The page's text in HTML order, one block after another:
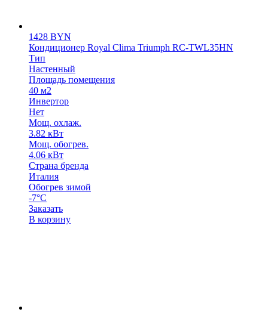
1428 BYN
Кондиционер Royal Clima Triumph RC-TWL35HN
Тип
Настенный
Площадь помещения
40 м2
Инвертор
Нет
Мощ. охлаж.
3.82 кВт
Мощ. обогрев.
4.06 кВт
Страна бренда
Италия
Обогрев зимой
-7°С
Заказать
В корзину